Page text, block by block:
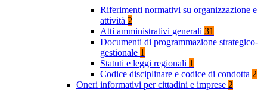
Riferimenti normativi su organizzazione e
attività 2
Atti amministrativi generali 31
Documenti di programmazione strategico-
gestionale 1
Statuti e leggi regionali 1
Codice disciplinare e codice di condotta 2
Oneri informativi per cittadini e imprese 2